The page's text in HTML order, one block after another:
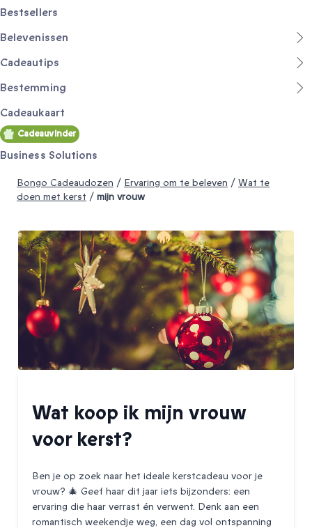
Bestsellers
Belevenissen
Cadeautips
Bestemming
Cadeaukaart
Cadeauvinder
Business Solutions
Bongo Cadeaudozen / Ervaring om te beleven / Wat te
doen met kerst / mijn vrouw
Wat koop ik mijn vrouw
voor kerst?
Ben je op zoek naar het ideale kerstcadeau voor je
vrouw? 🎄 Geef haar dit jaar iets bijzonders: een
ervaring die haar verrast én verwent. Denk aan een
romantisch weekendje weg, een dag vol ontspanning